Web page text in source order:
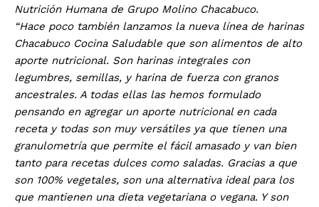
Nutrición Humana de Grupo Molino Chacabuco.
“Hace poco también lanzamos la nueva línea de harinas
Chacabuco Cocina Saludable que son alimentos de alto
aporte nutricional. Son harinas integrales con
legumbres, semillas, y harina de fuerza con granos
ancestrales. A todas ellas las hemos formulado
pensando en agregar un aporte nutricional en cada
receta y todas son muy versátiles ya que tienen una
granulometría que permite el fácil amasado y van bien
tanto para recetas dulces como saladas. Gracias a que
son 100% vegetales, son una alternativa ideal para los
que mantienen una dieta vegetariana o vegana. Y son